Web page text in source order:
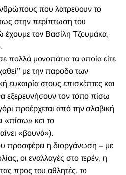
που λατρεύουν το
στην περίπτωση του
έχουμε τον Βασίλη Τζουμάκα,
μονοπάτια τα οποία είτε
με την παροδο των
ευκαιρία στους επισκέπτες και
εξερευνήσουν τον τόπο πίσω
προέρχεται από την σλαβική
«πίσω» και το
«βουνό»).
προσφέρει η διοργάνωση – με
οι εναλλαγές στο τερέν, η
προς του αθλητές, το